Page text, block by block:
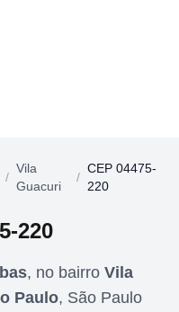
/
Vila
Guacuri
/
CEP 04475-
220
220
, no bairro Vila
Paulo, São Paulo